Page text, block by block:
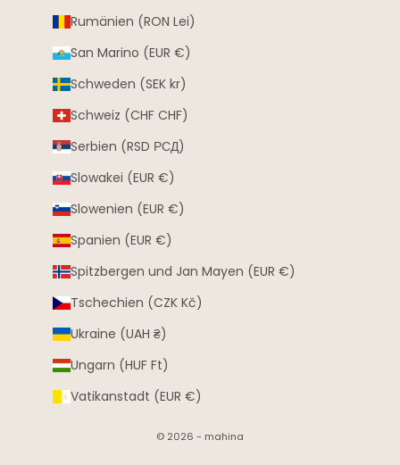
Rumänien (RON Lei)
San Marino (EUR €)
Schweden (SEK kr)
Schweiz (CHF CHF)
Serbien (RSD РСД)
Slowakei (EUR €)
Slowenien (EUR €)
Spanien (EUR €)
Spitzbergen und Jan Mayen (EUR €)
Tschechien (CZK Kč)
Ukraine (UAH ₴)
Ungarn (HUF Ft)
Vatikanstadt (EUR €)
© 2026 - mahina